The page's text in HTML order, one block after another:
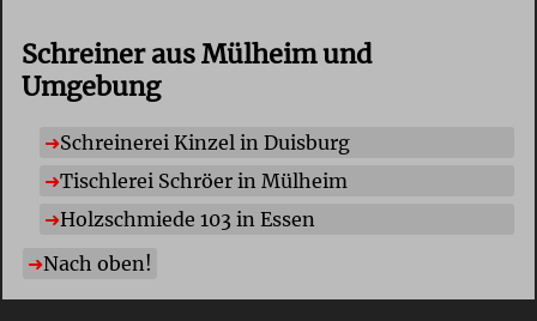
Schreiner aus Mülheim und
Umgebung
Schreinerei Kinzel in Duisburg
Tischlerei Schröer in Mülheim
Holzschmiede 103 in Essen
Nach oben!